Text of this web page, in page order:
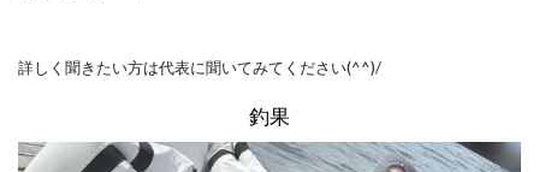
詳しく聞きたい方は代表に聞いてみてください(^^)/
釣果